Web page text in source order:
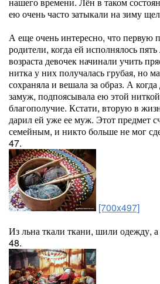
ею очень часто затыкали на зиму
А еще очень интересно, что первую
родители, когда ей исполнялось
возраста девочек начинали учить
нитка у них получалась грубая, но
сохраняла и вешала за образ. А
замуж, подпоясывала ею этой
благополучие. Кстати, вторую в
дарил ей уже ее муж. Этот предмет
семейным, и никто больше не мог
47.
[700x497]
Из льна ткали ткани, шили одежду,
48.